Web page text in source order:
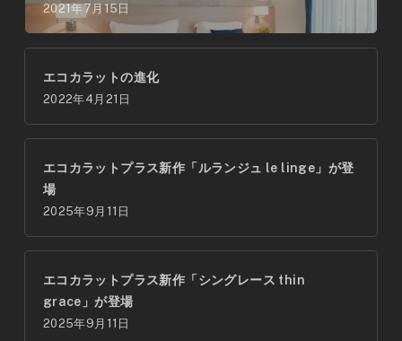
2021年7月15日
エコカラットの進化
2022年4月21日
エコカラットプラス新作「ルランジュ le linge」が登
場
2025年9月11日
エコカラットプラス新作「シングレース thin
grace」が登場
2025年9月11日